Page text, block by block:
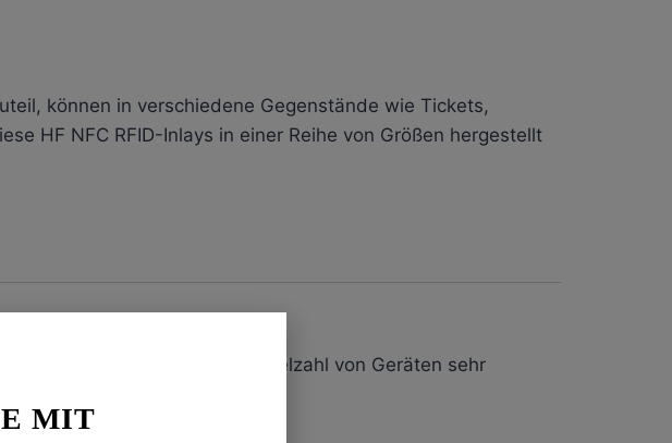
können in verschiedene Gegenstände wie Tickets,
HF NFC RFID-Inlays in einer Reihe von Größen hergestellt
und Kompatibilität mit einer Vielzahl von Geräten sehr
MIT